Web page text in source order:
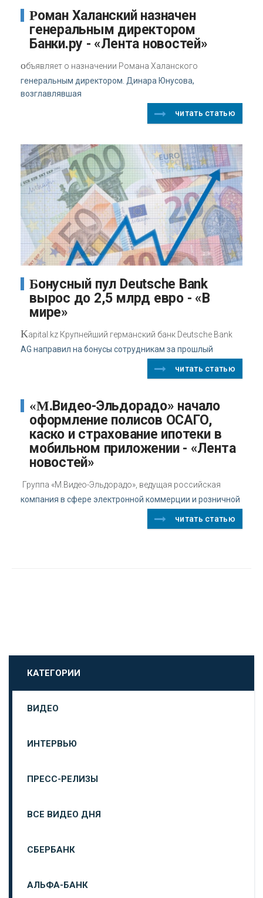
Роман Халанский назначен
генеральным директором
Банки.ру - «Лента новостей»
объявляет о назначении Романа Халанского
генеральным директором. Динара Юнусова,
возглавлявшая
читать статью
Бонусный пул Deutsche Bank
вырос до 2,5 млрд евро - «В
мире»
Kapital.kz Крупнейший германский банк Deutsche Bank
AG направил на бонусы сотрудникам за прошлый
читать статью
«М.Видео-Эльдорадо» начало
оформление полисов ОСАГО,
каско и страхование ипотеки в
мобильном приложении - «Лента
новостей»
Группа «М.Видео-Эльдорадо», ведущая российская
компания в сфере электронной коммерции и розничной
читать статью
КАТЕГОРИИ
ВИДЕО
ИНТЕРВЬЮ
ПРЕСС-РЕЛИЗЫ
ВСЕ ВИДЕО ДНЯ
СБЕРБАНК
АЛЬФА-БАНК